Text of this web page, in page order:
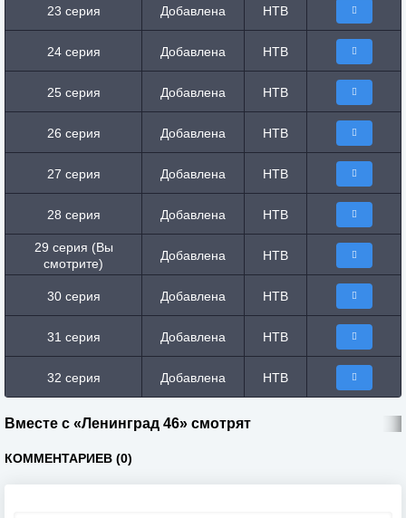
23 серия Добавлена НТВ
24 серия Добавлена НТВ
25 серия Добавлена НТВ
26 серия Добавлена НТВ
27 серия Добавлена НТВ
28 серия Добавлена НТВ
29 серия (Вы
смотрите)
Добавлена НТВ
30 серия Добавлена НТВ
31 серия Добавлена НТВ
32 серия Добавлена НТВ
Вместе с «Ленинград 46» смотрят
КОММЕНТАРИЕВ (0)